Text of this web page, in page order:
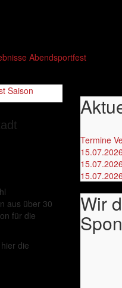
Abendsportfest
Saison
aus über 30
für die
die
Termine
Wir